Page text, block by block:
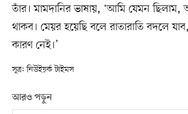
তাঁর। মামদানির ভাষায়, ‘আমি যেমন
থাকব। মেয়র হয়েছি বলে রাতারাতি বদলে
কারণ নেই।’
সূত্র: নিউইয়র্ক টাইমস
আরও পড়ুন